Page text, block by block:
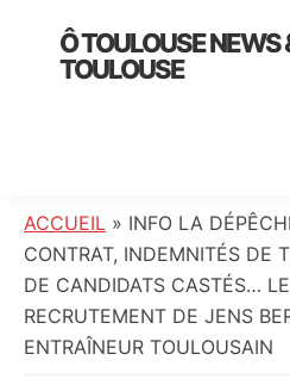
primary
Ô TOULOUSE NEWS
TOULOUSE
:
info
locale,
société,
culture,
ACCUEIL » INFO LA
CONTRAT, INDEMNITÉS DE
DE CANDIDATS CASTÉS…
RECRUTEMENT DE JENS
ENTRAÎNEUR TOULOUSAIN